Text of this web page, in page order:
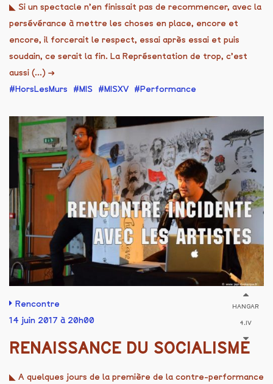
◣ Si un spectacle n’en finissait pas de recommencer, avec la
persévérance à mettre les choses en place, encore et
encore, il forcerait le respect, essai après essai et puis
soudain, ce serait la fin. La Représentation de trop, c’est
aussi (...) →
HorsLesMurs
MIS MISXV Performance
Rencontre
14 juin 2017 à 20h00
HANGAR
4.IV
RENAISSANCE DU SOCIALISME
◣ A quelques jours de la première de la contre-performance